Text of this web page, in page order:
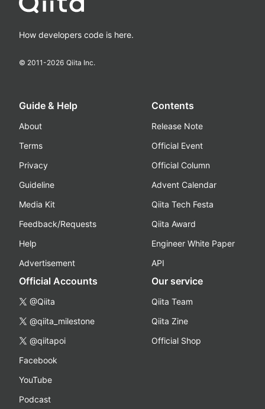
How developers code is here.
© 2011-2026 Qiita Inc.
Guide & Help
About
Terms
Privacy
Guideline
Media Kit
Feedback/Requests
Help
Advertisement
Contents
Release Note
Official Event
Official Column
Advent Calendar
Qiita Tech Festa
Qiita Award
Engineer White Paper
API
Official Accounts
@Qiita
@qiita_milestone
@qiitapoi
Facebook
YouTube
Podcast
Our service
Qiita Team
Qiita Zine
Official Shop